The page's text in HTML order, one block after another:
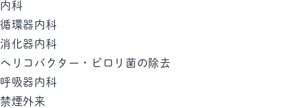
内科
循環器内科
消化器内科
ヘリコバクター・ピロリ菌の除去
呼吸器内科
禁煙外来